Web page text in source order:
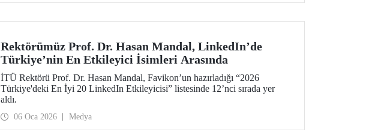
Rektörümüz Prof. Dr. Hasan Mandal, LinkedIn’de
Türkiye’nin En Etkileyici İsimleri Arasında
İTÜ Rektörü Prof. Dr. Hasan Mandal, Favikon’un hazırladığı “2026
Türkiye'deki En İyi 20 LinkedIn Etkileyicisi” listesinde 12’nci sırada yer
aldı.
06 Oca 2026 Medya